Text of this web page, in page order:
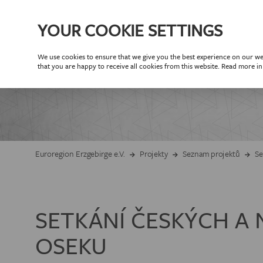
O
CÍLE
Euroregion Erzgebirge e.V. Projekty Seznam projektů
SETKÁNÍ ČESKÝCH A
OSEKU
YOUR COOKIE SETTINGS
We use cookies to ensure that we give you the best experience on our
that you are happy to receive all cookies from this website. Read more